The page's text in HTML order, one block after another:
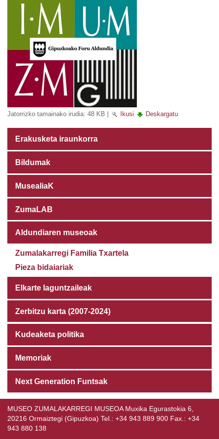
Jatorrizko tamainako irudia: 48 KB Ikusi Deskargatu
Erakusketa iraunkorra
Bildumak
MusealiaK
ZumaLAB
Aldundiaren museoak
Zumalakarregi Familia Txartela
Pieza bidaiariak
Elkarte laguntzaileak
Zerbitzu karta (2007-2024)
Kudeaketa politika
Memoriak
Next Generation Funtsak
MUSEO ZUMALAKARREGI MUSEOA Muxika Egurastokia 6,
20216 Ormaiztegi (Gipuzkoa) Tel.: +34 943 889 900 Fax.: +34
943 880 138